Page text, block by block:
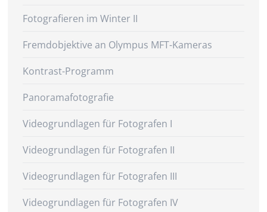
Fotografieren im Winter II
Fremdobjektive an Olympus MFT-Kameras
Kontrast-Programm
Panoramafotografie
Videogrundlagen für Fotografen I
Videogrundlagen für Fotografen II
Videogrundlagen für Fotografen III
Videogrundlagen für Fotografen IV